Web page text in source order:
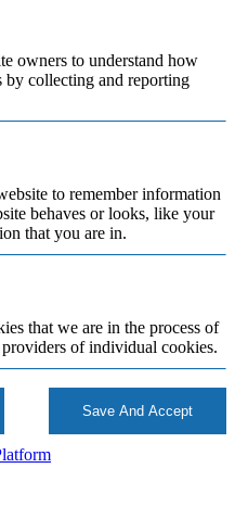
owners to understand how
by collecting and reporting
to remember information
behaves or looks, like your
that you are in.
that we are in the process of
of individual cookies.
Save And Accept